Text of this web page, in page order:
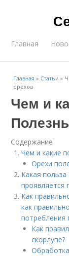
Главная
Главная » Статьи »
орехов
Чем и
Содержание
Чем и какие
Орехи
Какая
проявляется
Как
как
потребления
Как
скорлупе?